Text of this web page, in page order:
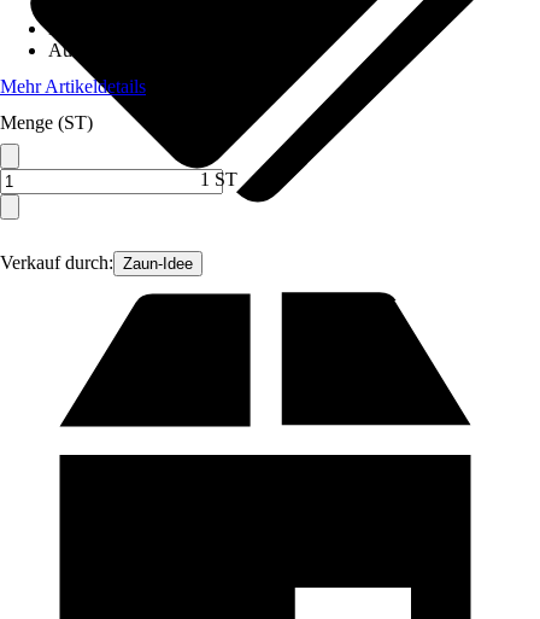
Verkauf durch: Zaun-Idee
Material
Ausführung
Mehr Artikeldetails
Menge (ST)
1 ST